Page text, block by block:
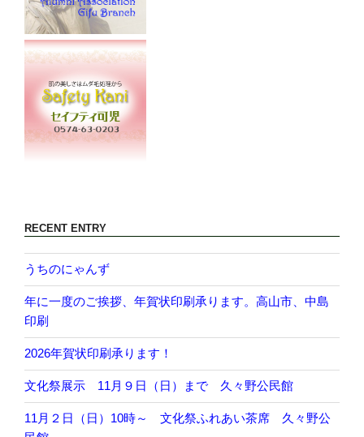
RECENT ENTRY
うちのにゃんず
年に一度のご挨拶、年賀状印刷承ります。高山市、中島
印刷
2026年賀状印刷承ります！
文化祭展示 11月９日（日）まで 久々野公民館
11月２日（日）10時～ 文化祭ふれあい茶席 久々野公